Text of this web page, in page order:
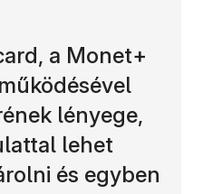
a Monet+
lényege,
lehet
és egyben